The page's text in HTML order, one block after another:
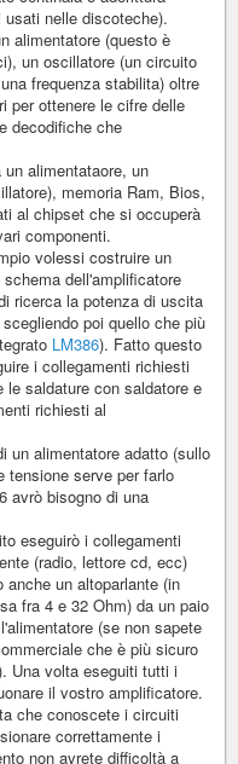
nelle discoteche).
alimentatore (questo è
un oscillatore (un circuito
frequenza stabilita) oltre
per ottenere le cifre delle
decodifiche che
alimentataore, un
memoria Ram, Bios,
al chipset che si occuperà
componenti.
volessi costruire un
dell'amplificatore
ricerca la potenza di uscita
scegliendo poi quello che più
LM386). Fatto questo
i collegamenti richiesti
le saldature con saldatore e
richiesti al
un alimentatore adatto (sullo
tensione serve per farlo
avrò bisogno di una
eseguirò i collegamenti
(radio, lettore cd, ecc)
anche un altoparlante (in
fra 4 e 32 Ohm) da un paio
(se non sapete
che è più sicuro
Una volta eseguiti tutti i
il vostro amplificatore.
che conoscete i circuiti
correttamente i
non avrete difficoltà a